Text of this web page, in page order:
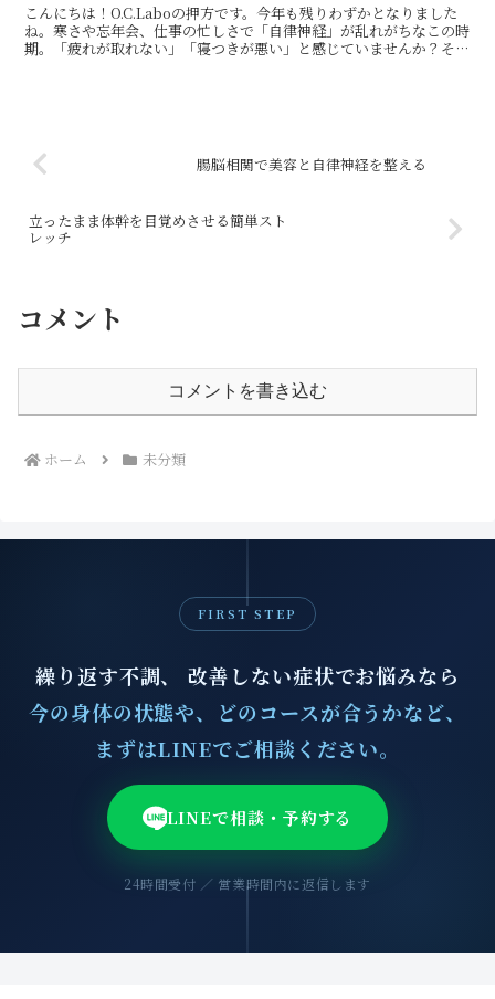
こんにちは！O.C.Laboの押方です。今年も残りわずかとなりました
ね。寒さや忘年会、仕事の忙しさで「自律神経」が乱れがちなこの時
期。「疲れが取れない」「寝つきが悪い」と感じていませんか？そん
腸脳相関で美容と自律神経を整える
立ったまま体幹を目覚めさせる簡単スト
レッチ
コメント
コメントを書き込む
ホーム 未分類
FIRST STEP
繰り返す不調、 改善しない症状でお悩みなら
今の身体の状態や、どのコースが合うかなど、
まずはLINEでご相談ください。
LINEで相談・予約する
24時間受付 ／ 営業時間内に返信します